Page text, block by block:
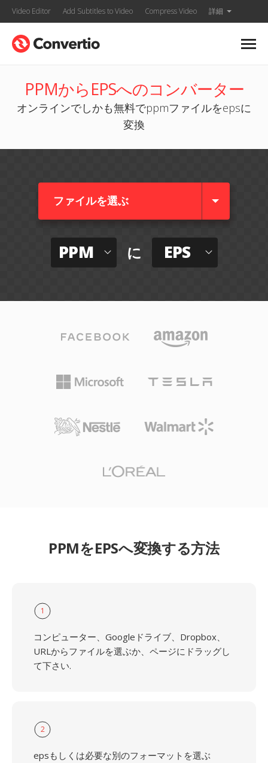
Video Editor Add Subtitles to Video Compress Video 詳細
PPMからEPSへのコンバーター
オンラインでしかも無料でppmファイルをepsに
変換
ファイルを選ぶ
PPM に EPS
PPMをEPSへ変換する方法
1
コンピューター、Googleドライブ、Dropbox、
URLからファイルを選ぶか、ページにドラッグし
て下さい.
2
epsもしくは必要な別のフォーマットを選ぶ